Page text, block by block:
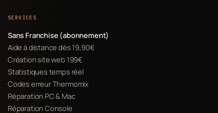
SERVICES
Sans Franchise (abonnement)
Aide à distance dès 19,90€
Création site web 199€
Statistiques temps réel
Codes erreur Thermomix
Réparation PC & Mac
Réparation Console